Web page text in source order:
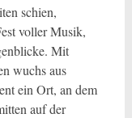
schien,
voller Musik,
Mit
wuchs aus
ein Ort, an dem
auf der